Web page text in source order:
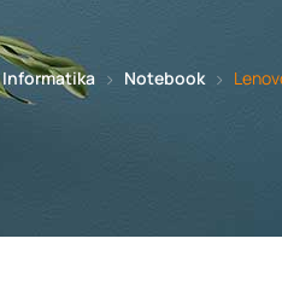
Informatika Notebook